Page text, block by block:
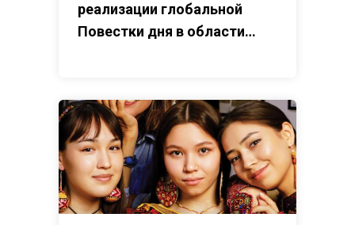
реализации глобальной
Повестки дня в области